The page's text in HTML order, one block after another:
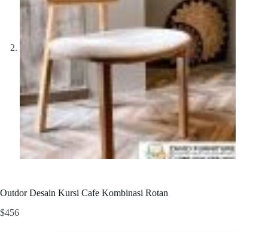
Outdor Desain Kursi Cafe Kombinasi Rotan
$456